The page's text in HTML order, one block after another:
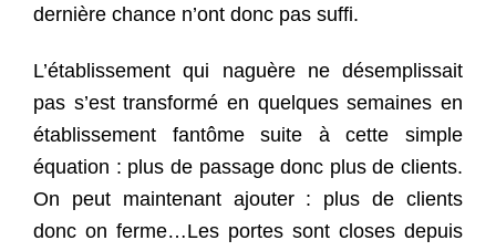
dernière chance n’ont donc pas suffi.
L’établissement qui naguère ne désemplissait
pas s’est transformé en quelques semaines en
établissement fantôme suite à cette simple
équation : plus de passage donc plus de clients.
On peut maintenant ajouter : plus de clients
donc on ferme…Les portes sont closes depuis